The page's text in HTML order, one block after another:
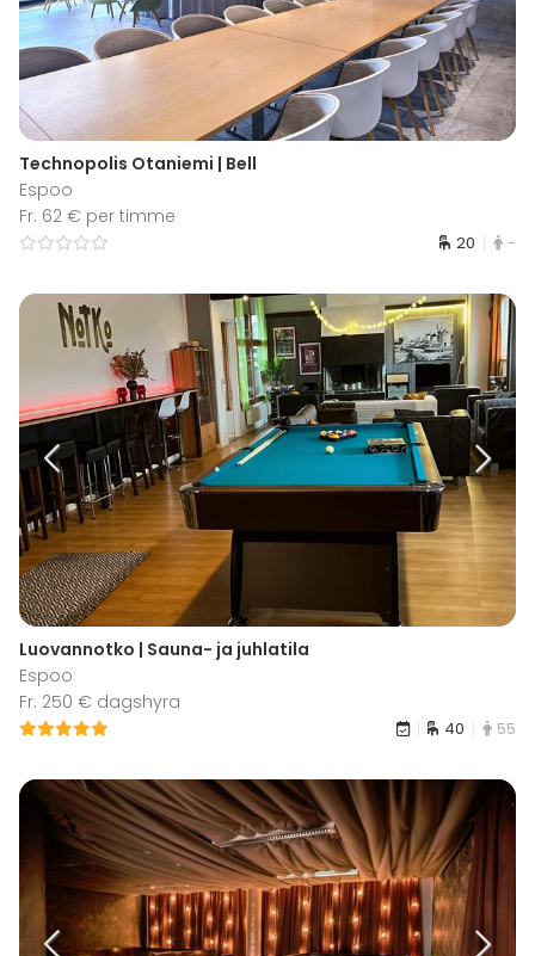
Technopolis Otaniemi | Bell
Espoo
Fr. 62 € per timme
20 -
Luovannotko | Sauna- ja juhlatila
Espoo
Fr. 250 € dagshyra
40 55